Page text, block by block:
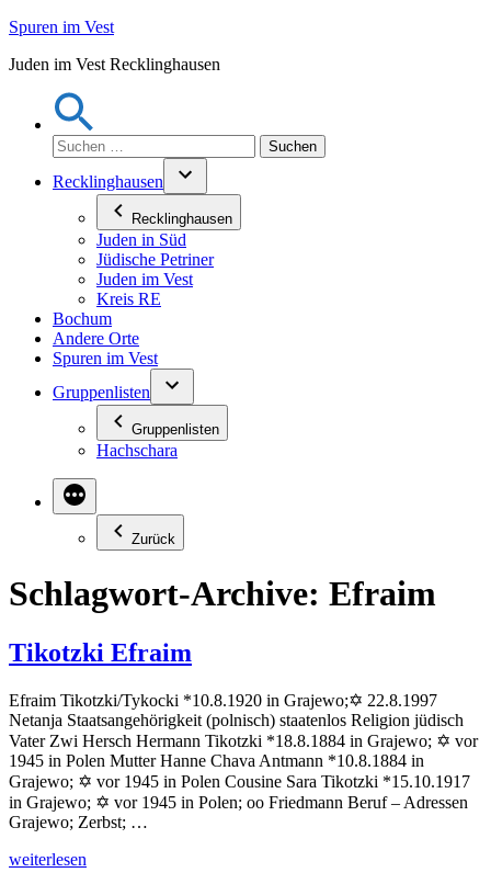
Zum
springen
Spuren im Vest
Juden im Vest Recklinghausen
Suchen
nach:
Recklinghausen
Recklinghausen
Juden in Süd
Jüdische Petriner
Juden im Vest
Kreis RE
Bochum
Andere Orte
Spuren im Vest
Gruppenlisten
Gruppenlisten
Hachschara
Zurück
Schlagwort-Archive: Efraim
Tikotzki Efraim
Efraim Tikotzki/Tykocki *10.8.1920 in Grajewo;✡ 22.8.1997
Netanja Staatsangehörigkeit (polnisch) staatenlos Religion jüdisch
Vater Zwi Hersch Hermann Tikotzki *18.8.1884 in Grajewo; ✡ vor
1945 in Polen Mutter Hanne Chava Antmann *10.8.1884 in
Grajewo; ✡ vor 1945 in Polen Cousine Sara Tikotzki *15.10.1917
in Grajewo; ✡ vor 1945 in Polen; oo Friedmann Beruf – Adressen
Grajewo; Zerbst; …
„Tikotzki
weiterlesen